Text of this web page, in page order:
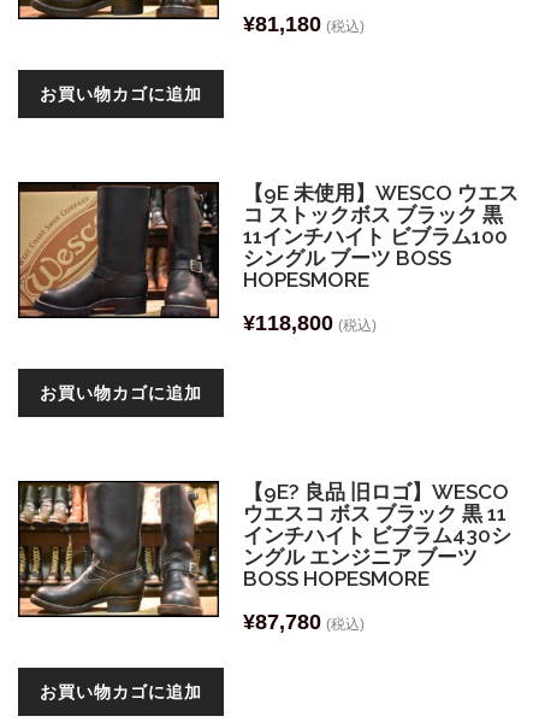
¥81,180 (税込)
お買い物カゴに追加
【9E 未使用】WESCO ウエス
コ ストックボス ブラック 黒
11インチハイト ビブラム100
シングル ブーツ BOSS
HOPESMORE
¥118,800 (税込)
お買い物カゴに追加
【9E? 良品 旧ロゴ】WESCO
ウエスコ ボス ブラック 黒 11
インチハイト ビブラム430シ
ングル エンジニア ブーツ
BOSS HOPESMORE
¥87,780 (税込)
お買い物カゴに追加